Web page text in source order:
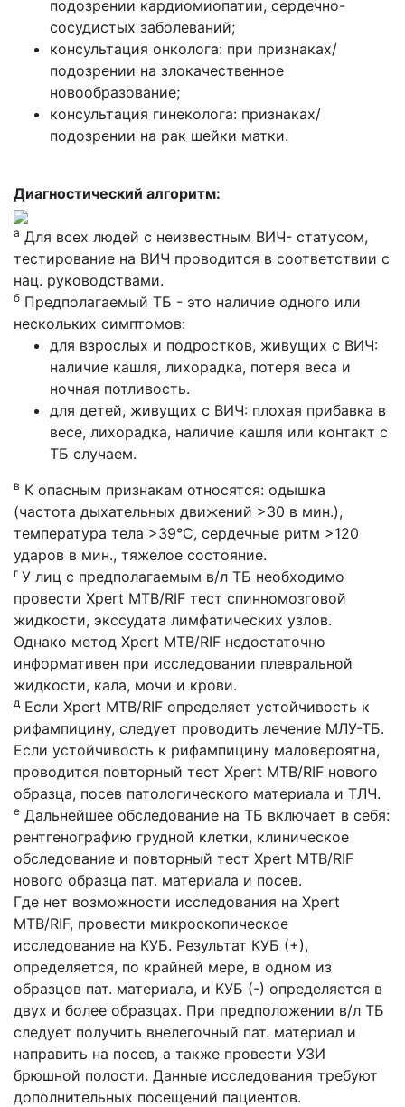
подозрении кардиомиопатии, сердечно-
сосудистых заболеваний;
консультация онколога: при признаках/
подозрении на злокачественное
новообразование;
консультация гинеколога: признаках/
подозрении на рак шейки матки.
Диагностический алгоритм:
а Для всех людей с неизвестным ВИЧ- статусом,
тестирование на ВИЧ проводится в соответствии с
нац. руководствами.
б Предполагаемый ТБ - это наличие одного или
нескольких симптомов:
для взрослых и подростков, живущих с ВИЧ:
наличие кашля, лихорадка, потеря веса и
ночная потливость.
для детей, живущих с ВИЧ: плохая прибавка в
весе, лихорадка, наличие кашля или контакт с
ТБ случаем.
в К опасным признакам относятся: одышка
(частота дыхательных движений >30 в мин.),
температура тела >39°C, сердечные ритм >120
ударов в мин., тяжелое состояние.
г У лиц с предполагаемым в/л ТБ необходимо
провести Xpert MTB/RIF тест спинномозговой
жидкости, экссудата лимфатических узлов.
Однако метод Xpert MTB/RIF недостаточно
информативен при исследовании плевральной
жидкости, кала, мочи и крови.
д Если Xpert MTB/RIF определяет устойчивость к
рифампицину, следует проводить лечение МЛУ-ТБ.
Если устойчивость к рифампицину маловероятна,
проводится повторный тест Xpert MTB/RIF нового
образца, посев патологического материала и ТЛЧ.
е Дальнейшее обследование на ТБ включает в себя:
рентгенографию грудной клетки, клиническое
обследование и повторный тест Xpert MTB/RIF
нового образца пат. материала и посев.
Где нет возможности исследования на Xpert
MTB/RIF, провести микроскопическое
исследование на КУБ. Результат КУБ (+),
определяется, по крайней мере, в одном из
образцов пат. материала, и КУБ (-) определяется в
двух и более образцах. При предположении в/л ТБ
следует получить внелегочный пат. материал и
направить на посев, а также провести УЗИ
брюшной полости. Данные исследования требуют
дополнительных посещений пациентов.